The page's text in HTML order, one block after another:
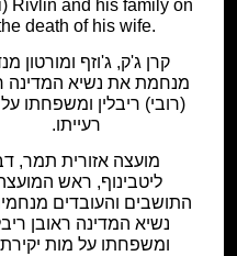
Rivlin and his family on
death of his wife.
קרן ג'ק, ג'וזף ומורטון
מנחמת את נשיא המדינה
(רובי) ריבלין ומשפחתו
רעייתו.
מועצה אזורית תמר,
ליטבינוף, ראש
התושבים והעובדים
נשיא המדינה ראובן
ומשפחתו על מות